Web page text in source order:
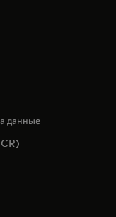
данные